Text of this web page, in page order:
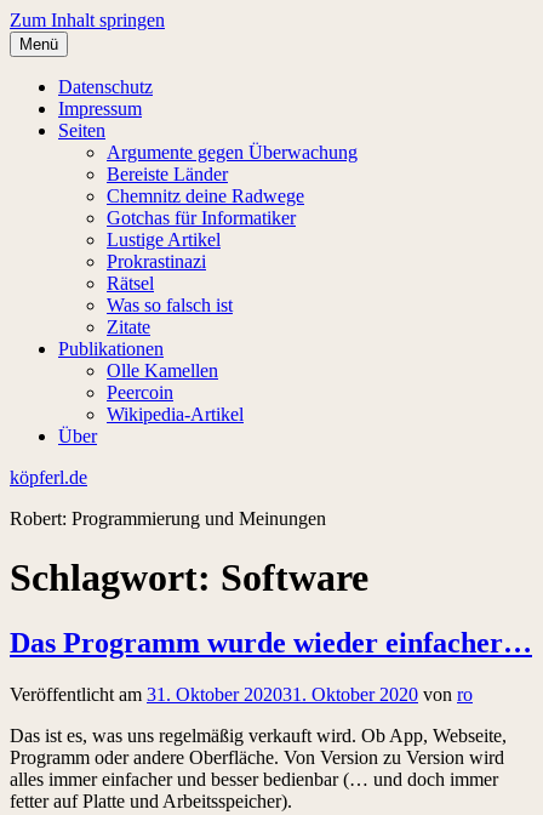
Zum Inhalt springen
Menü
Datenschutz
Impressum
Seiten
Argumente gegen Überwachung
Bereiste Länder
Chemnitz deine Radwege
Gotchas für Informatiker
Lustige Artikel
Prokrastinazi
Rätsel
Was so falsch ist
Zitate
Publikationen
Olle Kamellen
Peercoin
Wikipedia-Artikel
Über
köpferl.de
Robert: Programmierung und Meinungen
Schlagwort: Software
Das Programm wurde wieder einfacher…
Veröffentlicht am 31. Oktober 202031. Oktober 2020 von ro
Das ist es, was uns regelmäßig verkauft wird. Ob App, Webseite,
Programm oder andere Oberfläche. Von Version zu Version wird
alles immer einfacher und besser bedienbar (… und doch immer
fetter auf Platte und Arbeitsspeicher).